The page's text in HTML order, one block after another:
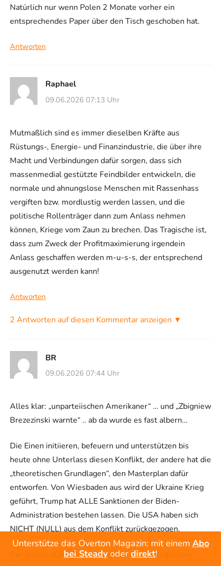
Natürlich nur wenn Polen 2 Monate vorher ein
entsprechendes Paper über den Tisch geschoben hat.
Antworten
Raphael
09.06.2026 07:13 Uhr
Mutmaßlich sind es immer dieselben Kräfte aus
Rüstungs-, Energie- und Finanzindustrie, die über ihre
Macht und Verbindungen dafür sorgen, dass sich
massenmedial gestützte Feindbilder entwickeln, die
normale und ahnungslose Menschen mit Rassenhass
vergiften bzw. mordlustig werden lassen, und die
politische Rollenträger dann zum Anlass nehmen
können, Kriege vom Zaun zu brechen. Das Tragische ist,
dass zum Zweck der Profitmaximierung irgendein
Anlass geschaffen werden m-u-s-s, der entsprechend
ausgenutzt werden kann!
Antworten
2 Antworten auf diesen Kommentar anzeigen ▼
BR
09.06.2026 07:44 Uhr
Alles klar: „unparteiischen Amerikaner“ … und „Zbigniew
Brezezinski warnte“ .. ab da wurde es fast albern…
Die Einen initiieren, befeuern und unterstützen bis
heute ohne Unterlass diesen Konflikt, der andere hat die
„theoretischen Grundlagen“, den Masterplan dafür
entworfen. Von Wiesbaden aus wird der Ukraine Krieg
geführt, Trump hat ALLE Sanktionen der Biden-
Administration bestehen lassen. Die USA haben sich
NICHT (NULL) aus dem Konflikt zurückgezogen.
Der grundsätzliche Ursprung und die strategischen
Unterstütze das Overton Magazin: mit einem Abo
bei Steady oderdirekt!